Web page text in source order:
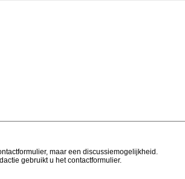
maar een discussiemogelijkheid.
gebruikt u het contactformulier.